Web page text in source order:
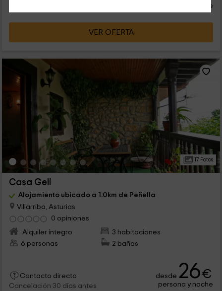
persona y noche
VER OFERTA
17 Fotos
Casa Geli
Alojamiento ubicado a 1.0km de Peñella
Villarriba, Asturias
0 opiniones
Alquiler íntegro
3 habitaciones
6 personas
2 baños
Contacto directo
Cancelación 30 días antes
desde 26€
persona y noche